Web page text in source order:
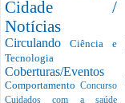
Cidade /
Notícias
CirculandoCiência e
Tecnologia
Coberturas/Eventos
Comportamento Concurso
Cuidados com a saúde